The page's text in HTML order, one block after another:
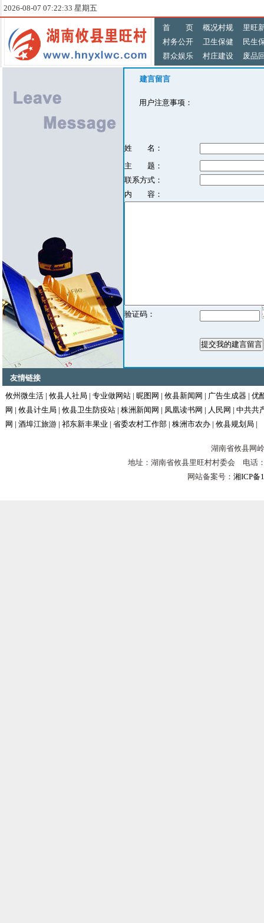
2026-08-07 07:22:33 星期五
首 页 概况村规
里旺
村务公开
卫生保健
民生
群众娱乐
村庄建设 废品
建言留言
用户注意事项：
姓 名：
主 题：
联系方式：
内 容：
验证码：
友情链接
攸州微生活 | 攸县人社局 | 专业做网站 | 昵图网 | 攸县新闻网 | 广告生成器 | 优
网 | 攸县计生局 | 攸县卫生防疫站 | 株洲新闻网 | 凤凰读书网 | 人民网 | 中共共
网 | 酒埠江旅游 | 祁东新丰果业 | 省委农村工作部 | 株洲市农办 | 攸县规划局 |
湖南省攸县网
地址：湖南省攸县里旺村村委会 电
网站备案号： 湘ICP备